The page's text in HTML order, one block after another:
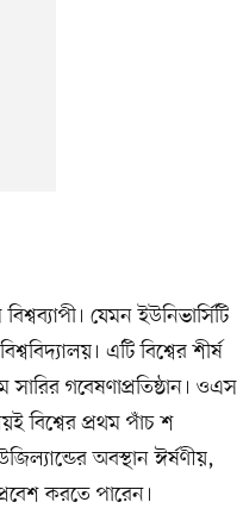
যেমন ইউনিভার্সিটি
এটি বিশ্বের শীর্ষ
সারির গবেষণাপ্রতিষ্ঠান। ওএস
বিশ্বের প্রথম পাঁচ শ
অবস্থান ঈর্ষণীয়,
করতে পারেন।